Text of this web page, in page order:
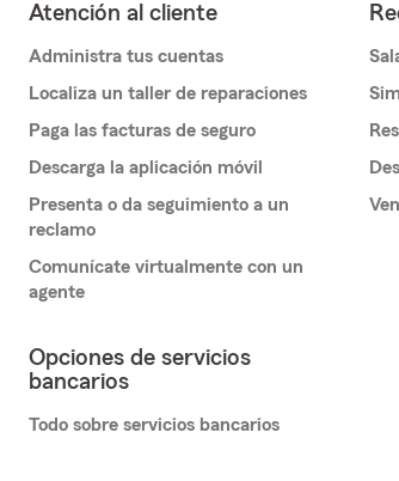
Atención al cliente
Administra tus cuentas
Localiza un taller de reparaciones
Paga las facturas de seguro
Descarga la aplicación móvil
Presenta o da seguimiento a un
reclamo
Comunícate virtualmente con un
agente
Opciones de servicios
bancarios
Todo sobre servicios bancarios